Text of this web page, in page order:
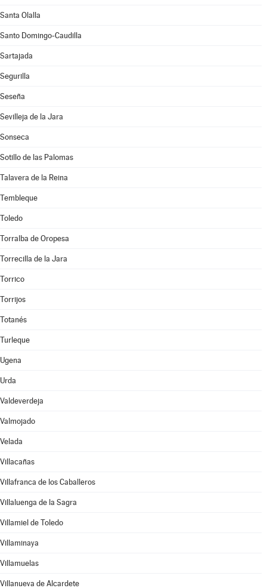
Santa Olalla
Santo Domingo-Caudilla
Sartajada
Segurilla
Seseña
Sevilleja de la Jara
Sonseca
Sotillo de las Palomas
Talavera de la Reina
Tembleque
Toledo
Torralba de Oropesa
Torrecilla de la Jara
Torrico
Torrijos
Totanés
Turleque
Ugena
Urda
Valdeverdeja
Valmojado
Velada
Villacañas
Villafranca de los Caballeros
Villaluenga de la Sagra
Villamiel de Toledo
Villaminaya
Villamuelas
Villanueva de Alcardete